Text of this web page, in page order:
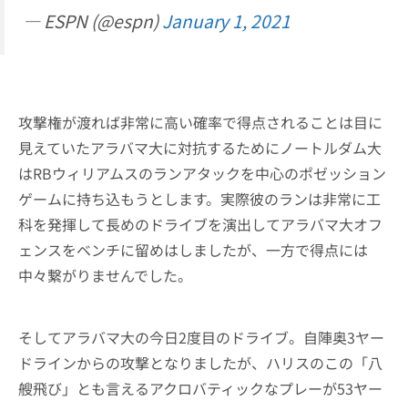
— ESPN (@espn)January 1, 2021
攻撃権が渡れば非常に高い確率で得点されることは目に
見えていたアラバマ大に対抗するためにノートルダム大
はRBウィリアムスのランアタックを中心のポゼッション
ゲームに持ち込もうとします。実際彼のランは非常に工
科を発揮して長めのドライブを演出してアラバマ大オフ
ェンスをベンチに留めはしましたが、一方で得点には
中々繋がりませんでした。
そしてアラバマ大の今日2度目のドライブ。自陣奥3ヤー
ドラインからの攻撃となりましたが、ハリスのこの「八
艘飛び」とも言えるアクロバティックなプレーが53ヤー